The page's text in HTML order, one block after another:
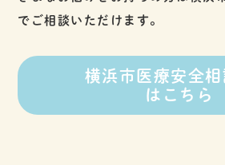
でご相談いただけます。
横浜市医療安全相
はこちら